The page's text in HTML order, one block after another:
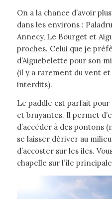
On a la chance d’avoir
dans les environs :
Annecy, Le Bourget et
proches. Celui que je
d’Aiguebelette pour son
(il y a rarement du vent
interdits).
Le paddle est parfait
et bruyantes. Il permet
d’accéder à des pontons
se laisser dériver au
d’accoster sur les iles.
chapelle sur l’île